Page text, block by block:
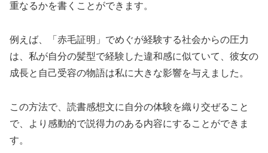
重なるかを書くことができます。
例えば、「赤毛証明」でめぐが経験する社会からの圧力
は、私が自分の髪型で経験した違和感に似ていて、彼女の
成長と自己受容の物語は私に大きな影響を与えました。
この方法で、読書感想文に自分の体験を織り交ぜること
で、より感動的で説得力のある内容にすることができま
す。